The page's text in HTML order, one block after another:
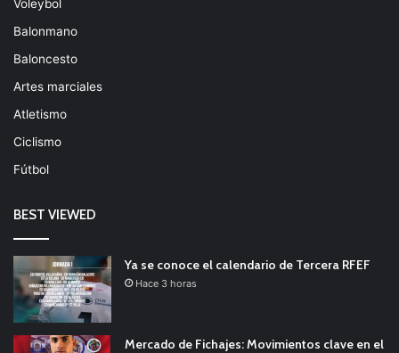
Voleybol
Balonmano
Baloncesto
Artes marciales
Atletismo
Ciclismo
Fútbol
BEST VIEWED
Ya se conoce el calendario de Tercera RFEF
Hace 3 horas
Mercado de Fichajes: Movimientos clave en el